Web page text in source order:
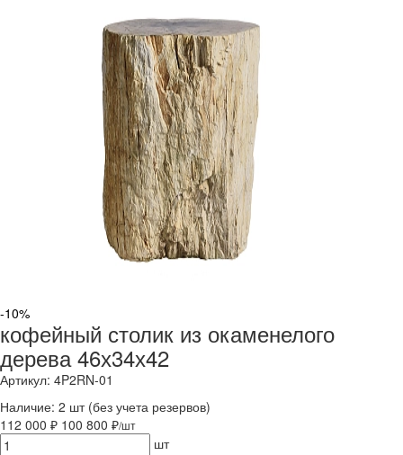
-10%
кофейный столик из окаменелого
дерева 46х34х42
Артикул: 4P2RN-01
Наличие: 2 шт (без учета резервов)
112 000 ₽ 100 800 ₽/шт
шт